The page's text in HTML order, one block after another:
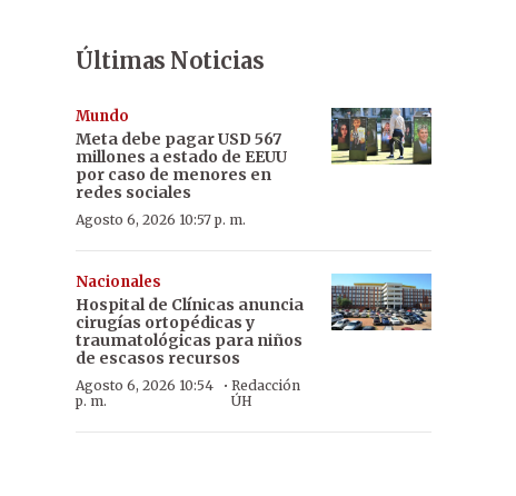
Últimas Noticias
Mundo
Meta debe pagar USD 567
millones a estado de EEUU
por caso de menores en
redes sociales
Agosto 6, 2026 10:57 p. m.
Nacionales
Hospital de Clínicas anuncia
cirugías ortopédicas y
traumatológicas para niños
de escasos recursos
Agosto 6, 2026 10:54
p. m.
· Redacción
ÚH